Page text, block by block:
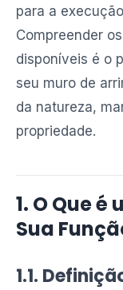
para a
Compreender
disponíveis é o
seu muro de
da natureza,
propriedade.
1. O Que
Sua
1.1.